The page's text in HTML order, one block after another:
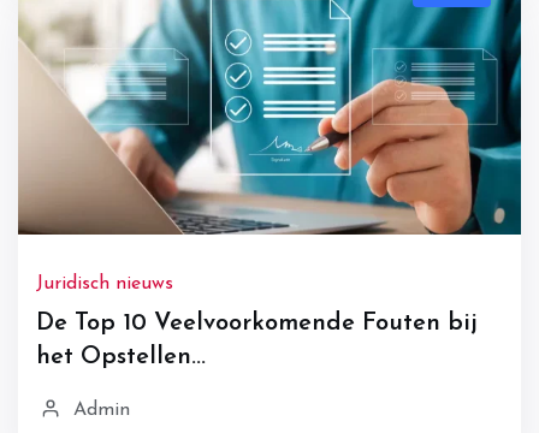
Juridisch nieuws
De Top 10 Veelvoorkomende Fouten bij
het Opstellen...
Admin